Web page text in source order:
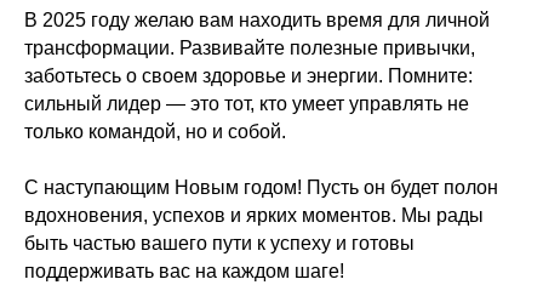
В 2025 году желаю вам находить время для личной
трансформации. Развивайте полезные привычки,
заботьтесь о своем здоровье и энергии. Помните:
сильный лидер — это тот, кто умеет управлять не
только командой, но и собой.
С наступающим Новым годом! Пусть он будет полон
вдохновения, успехов и ярких моментов. Мы рады
быть частью вашего пути к успеху и готовы
поддерживать вас на каждом шаге!